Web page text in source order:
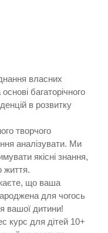
власних
багаторічного
в розвитку
творчого
аналізувати. Ми
якісні знання,
життя.
що ваша
для чогось
вашої дитини!
курс для дітей 10+